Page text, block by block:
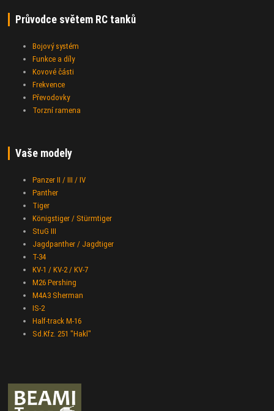
Průvodce světem RC tanků
Bojový systém
Funkce a díly
Kovové části
Frekvence
Převodovky
Torzní ramena
Vaše modely
Panzer II / III / IV
Panther
Tiger
Königstiger / Stürmtiger
StuG III
Jagdpanther / Jagdtiger
T-34
KV-1 / KV-2 / KV-7
M26 Pershing
M4A3 Sherman
IS-2
Half-track M-16
Sd.Kfz. 251 "Hakl"